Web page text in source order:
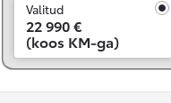
Valitud
22 990 €
(koos KM-ga)